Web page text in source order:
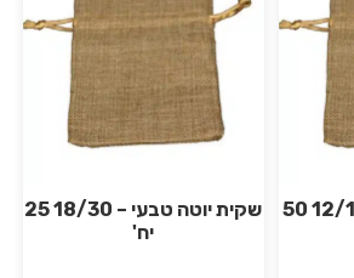
שקית יוטה טבעי – 12/17 50
שקית יוטה טבעי – 18/30 25
יח'